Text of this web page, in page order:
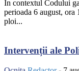
În contextul Codului
perioada 6 august, ora
ploi...
Intervenții ale